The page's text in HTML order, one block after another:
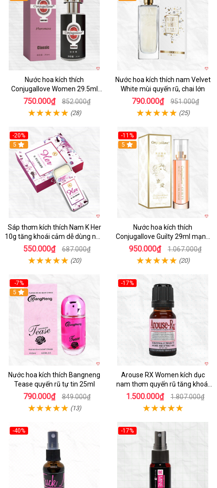
Nước hoa kích thích
Conjugallove Women 29.5ml
tăng ham muốn quyến rũ mãnh
liệt
750.000₫ 852.000₫
(28)
Nước hoa kích thích nam Velvet
White mùi quyến rũ, chai lớn
790.000₫ 951.000₫
(25)
-20%
5
Sáp thơm kích thích Nam K Her
10g tăng khoái cảm dễ dùng nhỏ
gọn
550.000₫ 687.000₫
(20)
-11%
5
Nước hoa kích thích
Conjugallove Guilty 29ml mạnh
mẽ quyến rũ
950.000₫ 1.067.000₫
(20)
-7%
5
Nước hoa kích thích Bangneng
Tease quyến rũ tự tin 25ml
790.000₫ 849.000₫
(13)
-17%
Arouse RX Women kích dục
nam thơm quyến rũ tăng khoái
cảm
1.500.000₫ 1.807.000₫
-40% -17%